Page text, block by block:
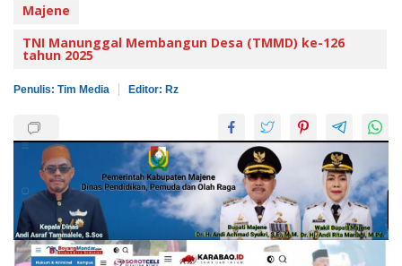
Majene
TNI Manunggal Membangun Desa (TMMD) ke-126
tahun 2025
Penulis: Tim Media Editor: Rz